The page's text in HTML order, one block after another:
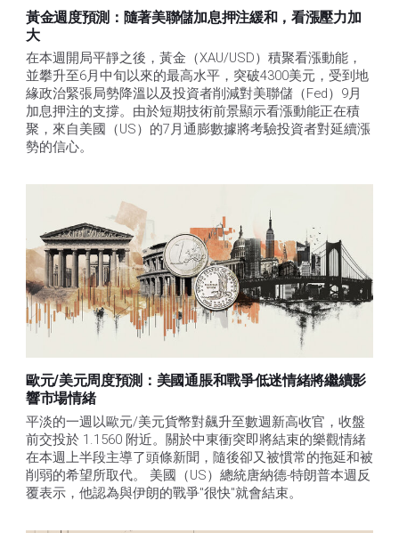
黃金週度預測：隨著美聯儲加息押注緩和，看漲壓力加
大
在本週開局平靜之後，黃金（XAU/USD）積聚看漲動能，
並攀升至6月中旬以來的最高水平，突破4300美元，受到地
緣政治緊張局勢降溫以及投資者削減對美聯儲（Fed）9月
加息押注的支撐。由於短期技術前景顯示看漲動能正在積
聚，來自美國（US）的7月通膨數據將考驗投資者對延續漲
勢的信心。
歐元/美元周度預測：美國通脹和戰爭低迷情緒將繼續影
響市場情緒
平淡的一週以歐元/美元貨幣對飆升至數週新高收官，收盤
前交投於 1.1560 附近。關於中東衝突即將結束的樂觀情緒
在本週上半段主導了頭條新聞，隨後卻又被慣常的拖延和被
削弱的希望所取代。 美國（US）總統唐納德-特朗普本週反
覆表示，他認為與伊朗的戰爭"很快"就會結束。